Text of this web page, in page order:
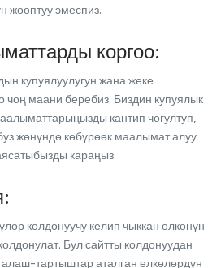
жооптуу эмеспиз.
коргоо:
купуялуулугун жана жеке
чоң маани беребиз. Биздин купуялык
кантип чогултуп,
жөнүндө көбүрөөк маалымат алуу
караңыз.
колдонуучу келип чыккан өлкөнүн
Бул сайтты колдонуудан
тартыштар аталган өлкөлөрдүн